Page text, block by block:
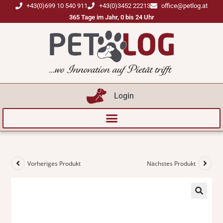
+43(0)699 10 540 911 +43(0)3452 22213
office@petlog.at
365 Tage im Jahr, 0 bis 24 Uhr
Login
Vorheriges Produkt Nächstes Produkt